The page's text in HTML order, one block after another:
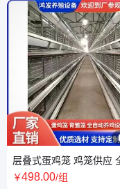
层叠式蛋鸡笼 鸡笼供应
层叠养殖设备 鸿发农牧
￥498.00/组